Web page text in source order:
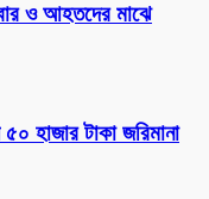
ও আহতদের মাঝে
হাজার টাকা জরিমানা